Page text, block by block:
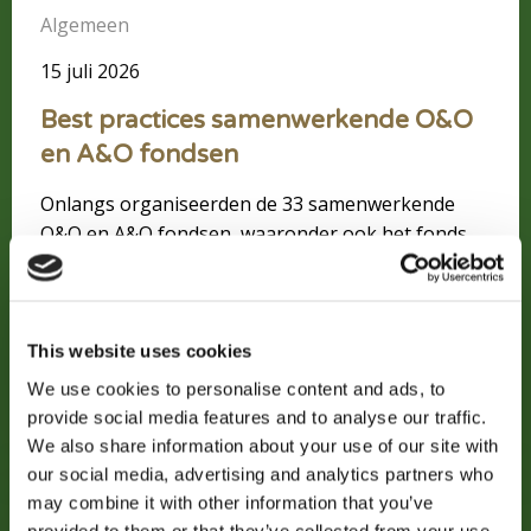
This website uses cookies
We use cookies to personalise content and ads, to
provide social media features and to analyse our traffic.
We also share information about your use of our site with
our social media, advertising and analytics partners who
may combine it with other information that you’ve
Algemeen
15 juli 2026
Best practices samenwerkende O&O
en A&O fondsen
Onlangs organiseerden de 33 samenwerkende
O&O en A&O fondsen, waaronder ook het fonds
Colland Arbeidsmarkt, samen met de SER een
van de samenwerkende O&O- en A&O-
organisaties gepresenteerd.
Lees meer
Lees
meer